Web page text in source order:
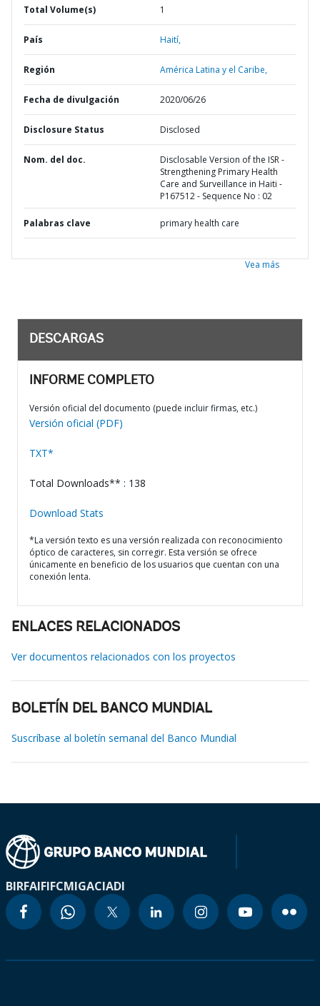
Total Volume(s) 1
País Haití,
Región América Latina y el Caribe,
Fecha de divulgación 2020/06/26
Disclosure Status Disclosed
Nom. del doc.
Disclosable Version of the ISR -
Strengthening Primary Health
Care and Surveillance in Haiti -
P167512 - Sequence No : 02
Palabras clave primary health care
Vea más
DESCARGAS
INFORME COMPLETO
Versión oficial del documento (puede incluir firmas, etc.)
Versión oficial (PDF)
TXT*
Total Downloads** : 138
Download Stats
*La versión texto es una versión realizada con reconocimiento
óptico de caracteres, sin corregir. Esta versión se ofrece
únicamente en beneficio de los usuarios que cuentan con una
conexión lenta.
ENLACES RELACIONADOS
Ver documentos relacionados con los proyectos
BOLETÍN DEL BANCO MUNDIAL
Suscríbase al boletín semanal del Banco Mundial
BIRFAIFIFCMIGACIADI